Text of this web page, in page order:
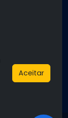
Aceitar